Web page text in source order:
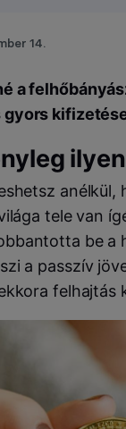
14.
a
anélkül,
tele van
be a
a passzív
felhajtás